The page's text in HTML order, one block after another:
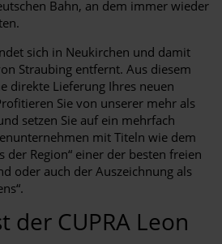
Bahn, an dem immer wieder
sich in Neukirchen und damit
Straubing entfernt. Aus diesem
direkte Lieferung Ihres neuen
Sie von unserer mehr als
setzen Sie auf ein mehrfach
mit Titeln wie dem
der Region“ einer der besten freien
oder auch der Auszeichnung als
der CUPRA Leon